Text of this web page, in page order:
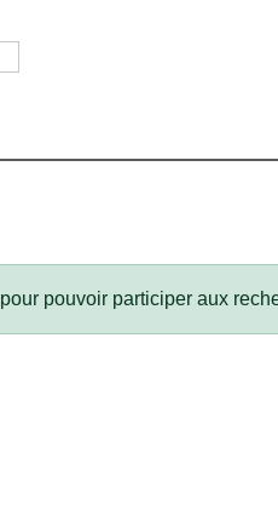
pour pouvoir participer aux